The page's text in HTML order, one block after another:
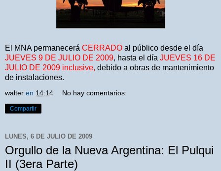
El MNA permanecerá CERRADO al público desde el día
JUEVES 9 DE JULIO DE 2009, hasta el día JUEVES 16 DE
JULIO DE 2009 inclusive, debido a obras de mantenimiento
de instalaciones.
walter en 14:14 No hay comentarios:
Compartir
LUNES, 6 DE JULIO DE 2009
Orgullo de la Nueva Argentina: El Pulqui
II (3era Parte)